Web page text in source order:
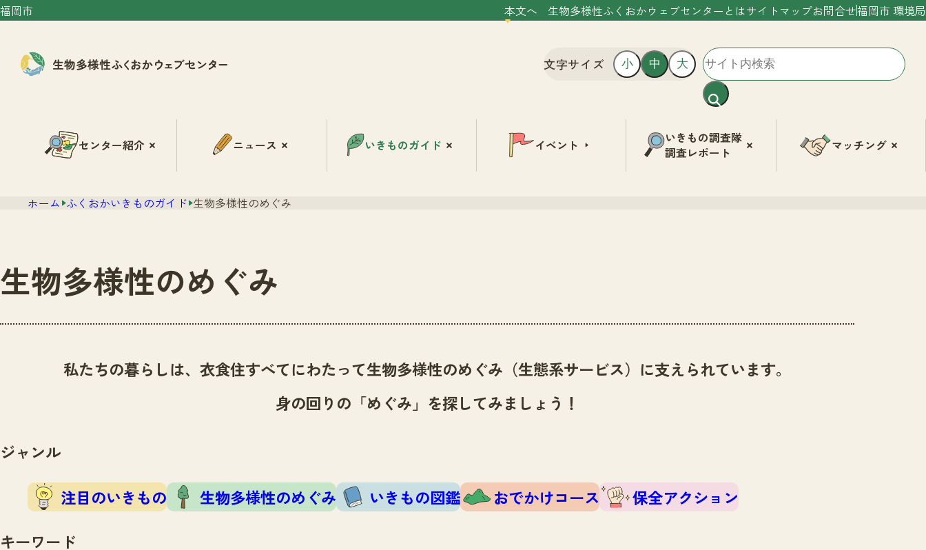
福岡市 本文へ 生物多様性ふくおかウェブセンターとはサイトマップお問合せ福岡市 環境局
文字サイズ 小 中 大
センター紹介 ニュース いきものガイド イベント
いきもの調査隊
調査レポート
マッチング
ホーム ふくおかいきものガイド 生物多様性のめぐみ
生物多様性のめぐみ
私たちの暮らしは、衣食住すべてにわたって生物多様性のめぐみ（生態系サービス）に支えられています。
身の回りの「めぐみ」を探してみましょう！
ジャンル
注目のいきもの 生物多様性のめぐみ いきもの図鑑 おでかけコース
保全アクション
キーワード